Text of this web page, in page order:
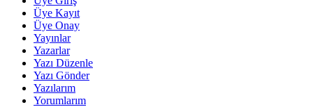
Üye Kayıt
Üye Onay
Yayınlar
Yazarlar
Yazı Düzenle
Yazı Gönder
Yazılarım
Yorumlarım